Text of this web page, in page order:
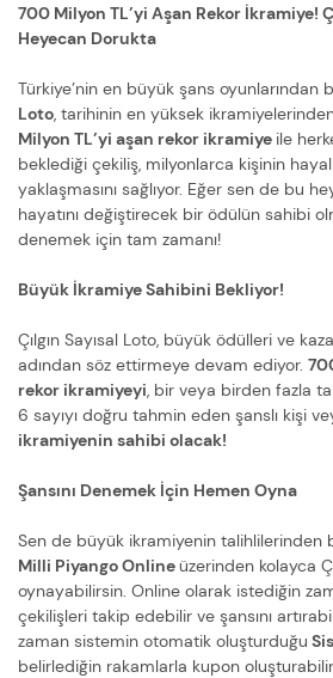
700 Milyon TL’yi Aşan Rekor İkramiye!
Heyecan Dorukta
Türkiye’nin en büyük şans oyunlarından
Loto, tarihinin en yüksek
Milyon TL’yi aşan rekor ikramiye ile
beklediği çekiliş, milyonlarca kişinin
yaklaşmasını sağlıyor. Eğer sen de bu
hayatını değiştirecek bir ödülün sahibi
denemek için tam zamanı!
Büyük İkramiye Sahibini Bekliyor!
Çılgın Sayısal Loto, büyük ödülleri ve
adından söz ettirmeye devam ediyor.
rekor ikramiyeyi, bir veya birden fazla
6 sayıyı doğru tahmin eden şanslı kişi
ikramiyenin sahibi olacak!
Şansını Denemek İçin Hemen Oyna
Sen de büyük ikramiyenin talihlilerinden
Milli Piyango Onlineüzerinden kolayca
oynayabilirsin. Online olarak istediğin
çekilişleri takip edebilir ve şansını
zaman sistemin otomatik oluşturduğu
belirlediğin rakamlarla kupon